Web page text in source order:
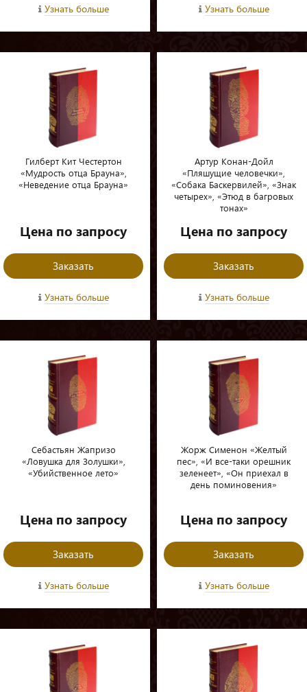
Узнать больше Узнать больше
Гилберт Кит Честертон
«Мудрость отца Брауна»,
«Неведение отца Брауна»
Цена по запросу
Заказать
Узнать больше
Артур Конан-Дойл
«Пляшущие человечки»,
«Собака Баскервилей», «Знак
четырех», «Этюд в багровых
тонах»
Цена по запросу
Заказать
Узнать больше
Себастьян Жапризо
«Ловушка для Золушки»,
«Убийственное лето»
Цена по запросу
Заказать
Узнать больше
Жорж Сименон «Желтый
пес», «И все-таки орешник
зеленеет», «Он приехал в
день поминовения»
Цена по запросу
Заказать
Узнать больше